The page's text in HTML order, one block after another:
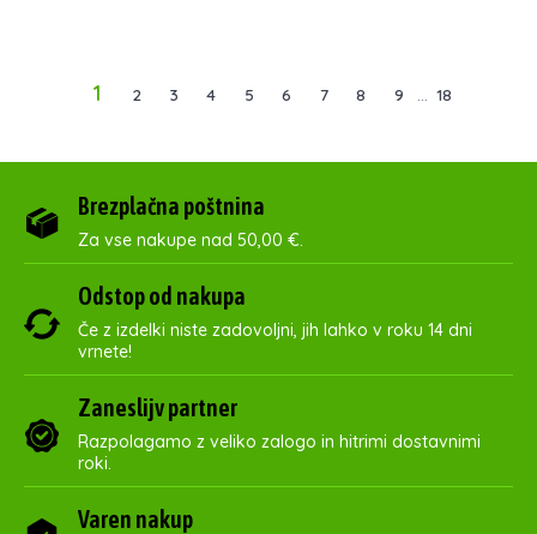
1 2 3 4 5 6 7 8 9 18
Brezplačna poštnina
Za vse nakupe nad 50,00 €.
Odstop od nakupa
Če z izdelki niste zadovoljni, jih lahko v roku 14 dni
vrnete!
Zaneslijv partner
Razpolagamo z veliko zalogo in hitrimi dostavnimi
roki.
Varen nakup